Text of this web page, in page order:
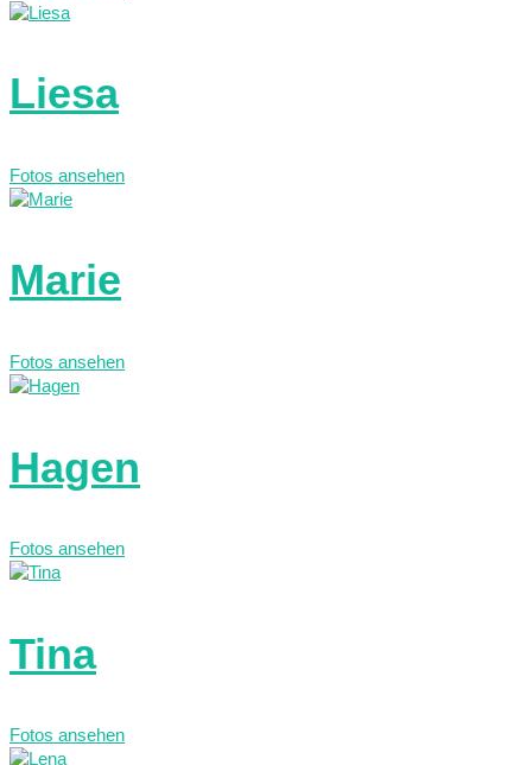
Liesa
Fotos ansehen
Marie
Fotos ansehen
Hagen
Fotos ansehen
Tina
Fotos ansehen